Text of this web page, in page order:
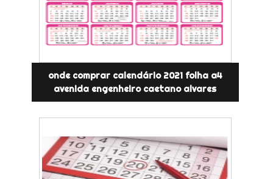
onde comprar calendário 2021 folha a4
avenida engenheiro caetano alvares